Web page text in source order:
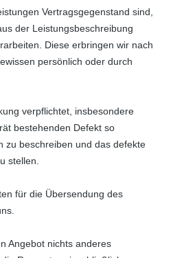
Vertragsgegenstand sind,
der Leistungsbeschreibung
Diese erbringen wir nach
persönlich oder durch
verpflichtet, insbesondere
bestehenden Defekt so
zu beschreiben und das defekte
stellen.
für die Übersendung des
Angebot nichts anderes